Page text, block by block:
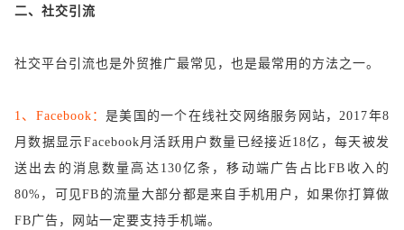
二、社交引流
社交平台引流也是外贸推广最常见，也是最常用的方法之一。
1、Facebook：是美国的一个在线社交网络服务网站， 2017年8
月数据显示Facebook月活跃用户数量已经接近18亿，每天被发
送出去的消息数量高达130亿条，移动端广告占比FB收入的
80%，可见FB的流量大部分都是来自手机用户，如果你打算做
FB广告，网站一定要支持手机端。